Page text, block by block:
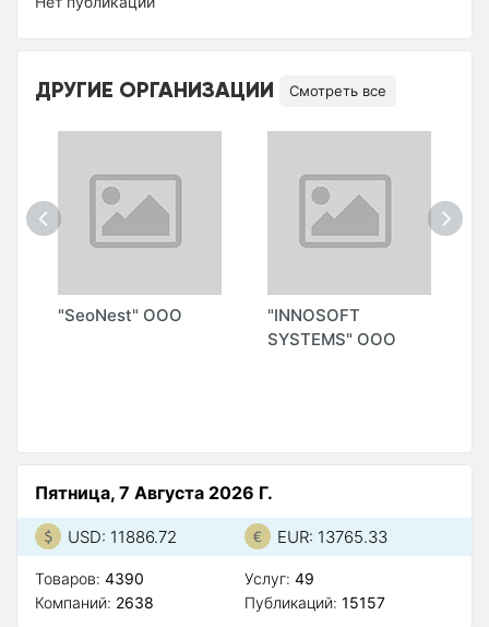
ДРУГИЕ ОРГАНИЗАЦИИ Смотреть все
"SeoNest" ООО
"INNOSOFT
SYSTEMS" ООО
Пятница, 7 Августа 2026 Г.
USD: 11886.72 EUR: 13765.33
Товаров: 4390
Компаний: 2638
Услуг: 49
Публикаций: 15157